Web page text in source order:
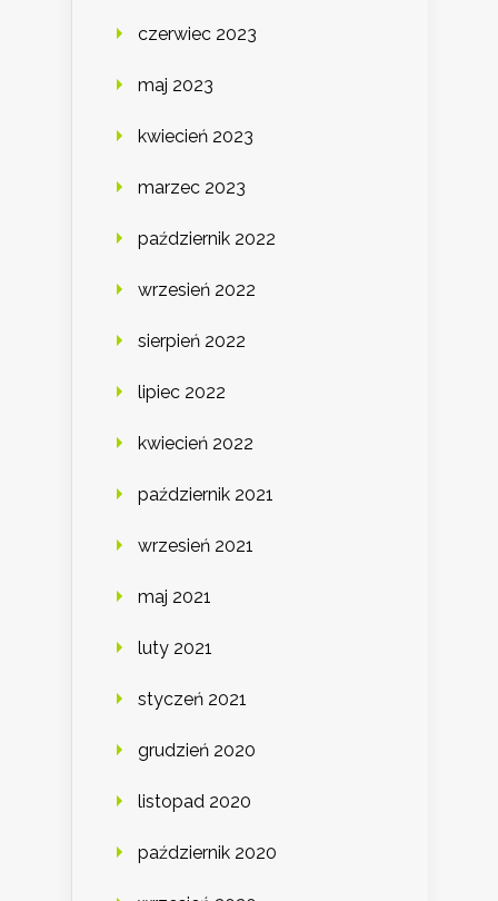
czerwiec 2023
maj 2023
kwiecień 2023
marzec 2023
październik 2022
wrzesień 2022
sierpień 2022
lipiec 2022
kwiecień 2022
październik 2021
wrzesień 2021
maj 2021
luty 2021
styczeń 2021
grudzień 2020
listopad 2020
październik 2020